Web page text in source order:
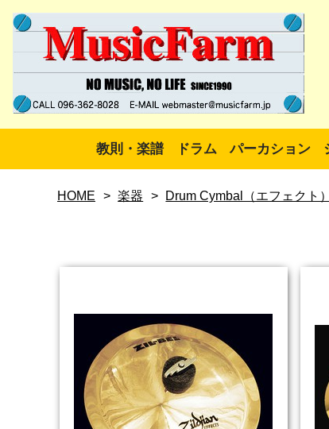
教則・楽譜 ドラム パーカション
HOME > 楽器 > Drum Cymbal（エフェクト）